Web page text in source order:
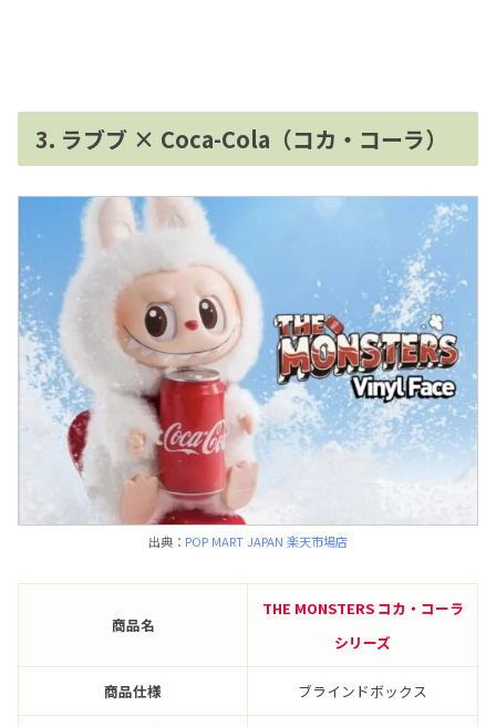
3. ラブブ × Coca-Cola（コカ・コーラ）
出典： POP MART JAPAN 楽天市場店
商品名
THE MONSTERS コカ・コーラ
シリーズ
商品仕様 ブラインドボックス